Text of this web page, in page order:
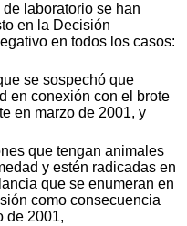
laboratorio se han
en la Decisión
en todos los casos:
se sospechó que
en conexión con el brote
en marzo de 2001, y
que tengan animales
y estén radicadas en
que se enumeran en
como consecuencia
de 2001,